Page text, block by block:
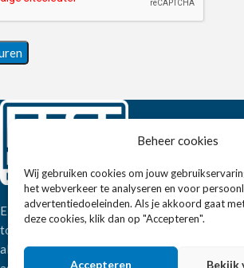
Beheer cookies
Wij gebruiken cookies om jouw
het webverkeer te analyseren en voor
advertentiedoeleinden. Als je akkoord gaat
deze cookies, klik dan op "Accepteren".
Accepteren Bekijk
Eissens FSE is een horeca
totaalleverancier. U vindt bij ons niet
alleen inspiratie maar ook een breed